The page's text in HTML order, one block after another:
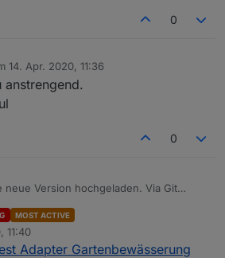
0
14. Apr. 2020, 11:36
von
anstrengend.
0
neue Version hochgeladen. Via Git
Stop Befehl angepasst
False Option hinzugefügt
MOST ACTIVE
11:40
Adapter Gartenbewässerung